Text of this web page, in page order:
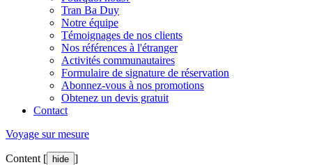
Tran Ba Duy
Notre équipe
Témoignages de nos clients
Nos références à l'étranger
Activités communautaires
Formulaire de signature de réservation
Abonnez-vous à nos promotions
Obtenez un devis gratuit
Contact
Voyage sur mesure
Content [ hide ]